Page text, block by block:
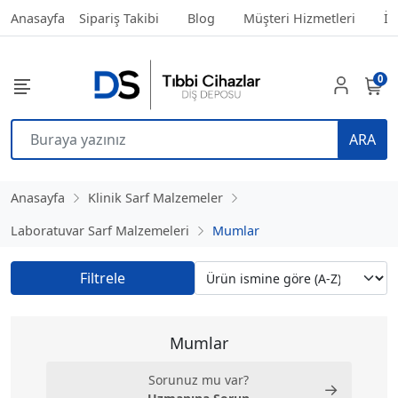
Anasayfa Sipariş Takibi Blog Müşteri Hizmetleri
ARA
0
Anasayfa
Klinik Sarf Malzemeler
Laboratuvar Sarf Malzemeleri
Mumlar
Filtrele
Mumlar
Sorunuz mu var?
→